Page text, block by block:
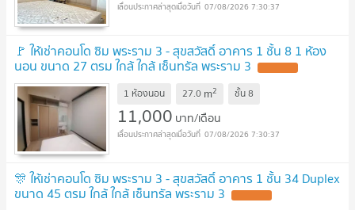
07/08/2026 7:30:37
🚩 ให้เช่าคอนโด ซิม พระราม 3 - สุขสวัสดิ์ อาคาร 1 ชั้น 8 1 ห้อง
นอน ขนาด 27 ตรม ใกล้ ใกล้ เซ็นทรัล พระราม 3
1 ห้องนอน 27.0 m2 ชั้น8
11,000 บาท/เดือน
07/08/2026 7:30:37
🎊 ให้เช่าคอนโด ซิม พระราม 3 - สุขสวัสดิ์ อาคาร 1 ชั้น 34 Duplex
ขนาด 45 ตรม ใกล้ ใกล้ เซ็นทรัล พระราม 3